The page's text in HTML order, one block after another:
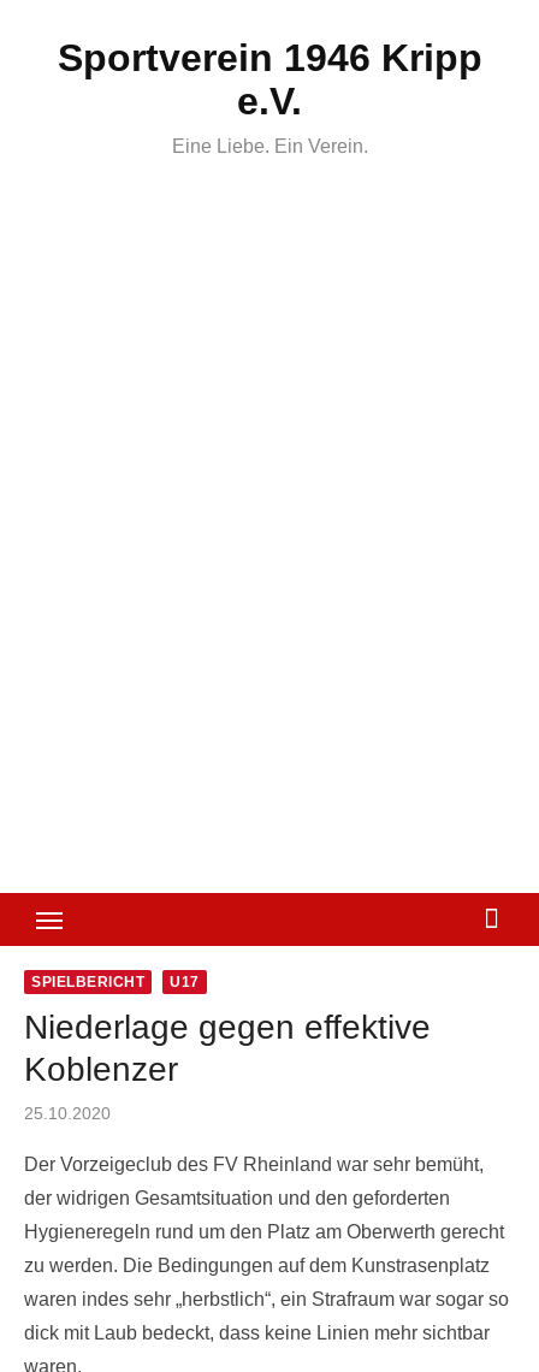
Sportverein 1946 Kripp
e.V.
Eine Liebe. Ein Verein.
SPIELBERICHT U17
Niederlage gegen effektive
Koblenzer
Posted
25.10.2020
Der Vorzeigeclub des FV Rheinland war sehr bemüht,
der widrigen Gesamtsituation und den geforderten
Hygieneregeln rund um den Platz am Oberwerth gerecht
zu werden. Die Bedingungen auf dem Kunstrasenplatz
waren indes sehr „herbstlich“, ein Strafraum war sogar so
dick mit Laub bedeckt, dass keine Linien mehr sichtbar
waren.